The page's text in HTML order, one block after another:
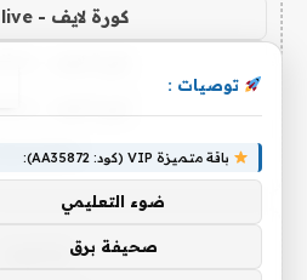
كورة لايف - koora live
koora live
توصيات :
باقة متميزة VIP (كود: AA35872):
ضوء التعليمي
صحيفة برق